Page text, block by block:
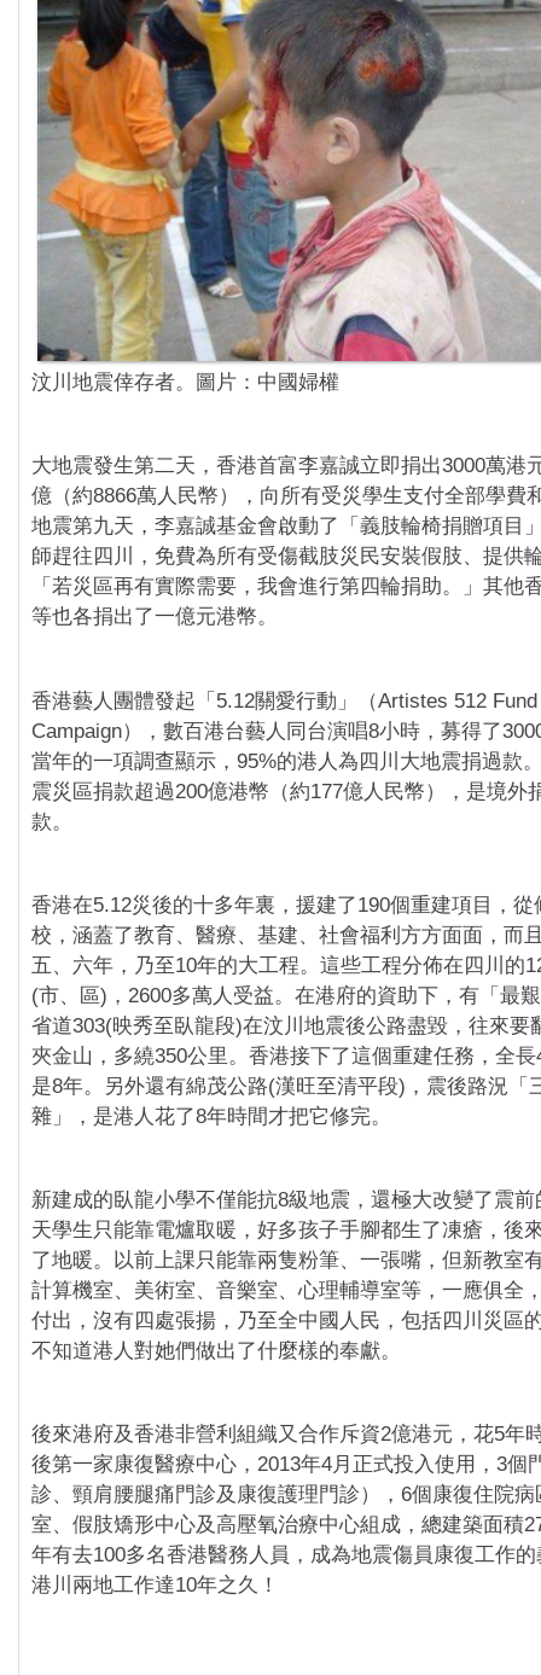
汶川地震倖存者。圖片：中國婦權
大地震發生第二天，香港首富李嘉誠立即捐出3000萬港
億（約8866萬人民幣），向所有受災學生支付全部學費
地震第九天，李嘉誠基金會啟動了「義肢輪椅捐贈項目
師趕往四川，免費為所有受傷截肢災民安裝假肢、提供
「若災區再有實際需要，我會進行第四輪捐助。」其他
等也各捐出了一億元港幣。
香港藝人團體發起「5.12關愛行動」（Artistes 512
Campaign），數百港台藝人同台演唱8小時，募得了
當年的一項調查顯示，95%的港人為四川大地震捐過款
震災區捐款超過200億港幣（約177億人民幣），是境外
款。
香港在5.12災後的十多年裏，援建了190個重建項目，從
校，涵蓋了教育、醫療、基建、社會福利方方面面，而
五、六年，乃至10年的大工程。這些工程分佈在四川的
(市、區)，2600多萬人受益。在港府的資助下，有「最
省道303(映秀至臥龍段)在汶川地震後公路盡毀，往來要
夾金山，多繞350公里。香港接下了這個重建任務，全
是8年。另外還有綿茂公路(漢旺至清平段)，震後路況「
雜」，是港人花了8年時間才把它修完。
新建成的臥龍小學不僅能抗8級地震，還極大改變了震
天學生只能靠電爐取暖，好多孩子手腳都生了凍瘡，後
了地暖。以前上課只能靠兩隻粉筆、一張嘴，但新教室
計算機室、美術室、音樂室、心理輔導室等，一應俱全
付出，沒有四處張揚，乃至全中國人民，包括四川災區
不知道港人對她們做出了什麼樣的奉獻。
後來港府及香港非營利組織又合作斥資2億港元，花5年
後第一家康復醫療中心，2013年4月正式投入使用，3個
診、頸肩腰腿痛門診及康復護理門診），6個康復住院
室、假肢矯形中心及高壓氧治療中心組成，總建築面積
年有去100多名香港醫務人員，成為地震傷員康復工作
港川兩地工作達10年之久！